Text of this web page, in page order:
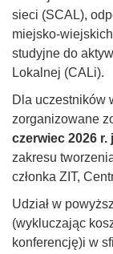
sieci (SCAL),
miejsko-
studyjne do
Lokalnej (CALi).
Dla uczestników
zorganizowane
czerwiec 2026
zakresu
członka ZIT,
Udział w
(wykluczając
konferencję)i w